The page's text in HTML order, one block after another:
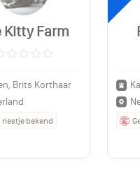
Kitty Farm
Brits Korthaar
nestje bekend